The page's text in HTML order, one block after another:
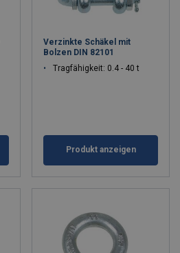
Verzinkte Schäkel mit
Bolzen DIN 82101
Tragfähigkeit: 0.4 - 40 t
Produkt anzeigen